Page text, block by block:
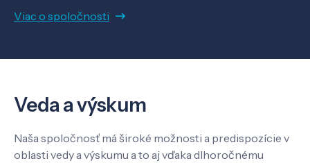
O nás
Viac o spoločnosti
Veda a výskum
Naša spoločnosť má široké možnosti a predispozície v
oblasti vedy a výskumu a to aj vďaka dlhoročnému